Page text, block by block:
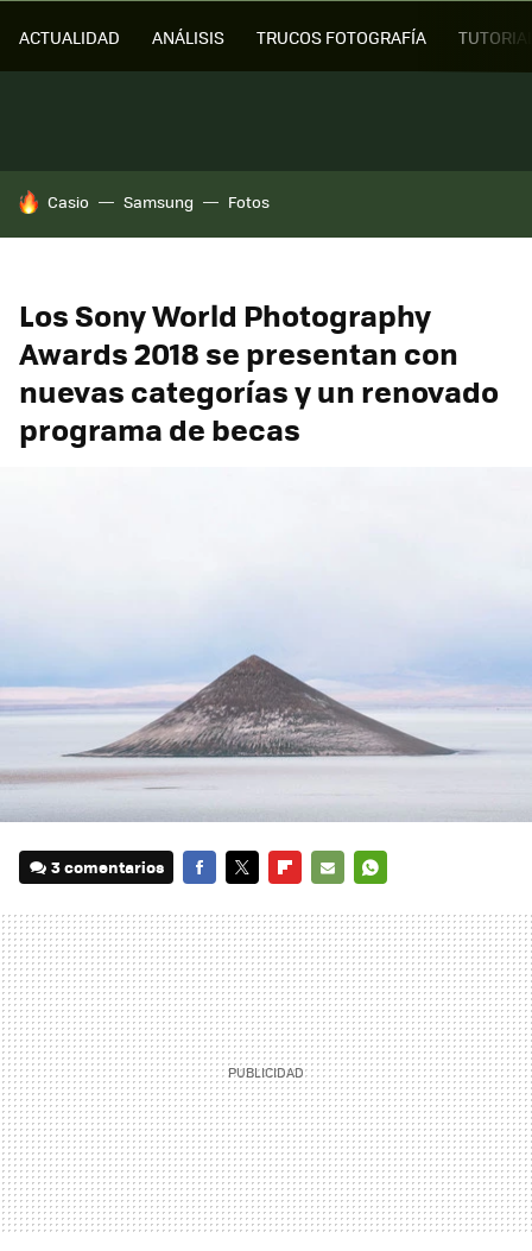
ACTUALIDAD ANÁLISIS TRUCOS FOTOGRAFÍA
HOY SE HABLA DE
Casio Samsung Fotos
Los Sony World Photography
Awards 2018 se presentan con
nuevas categorías y un renovado
programa de becas
3 comentarios
MAIL